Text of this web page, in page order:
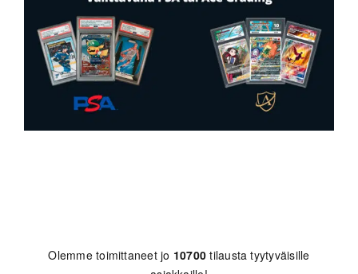
Olemme toimittaneet jo 10700 tilausta tyytyväisille